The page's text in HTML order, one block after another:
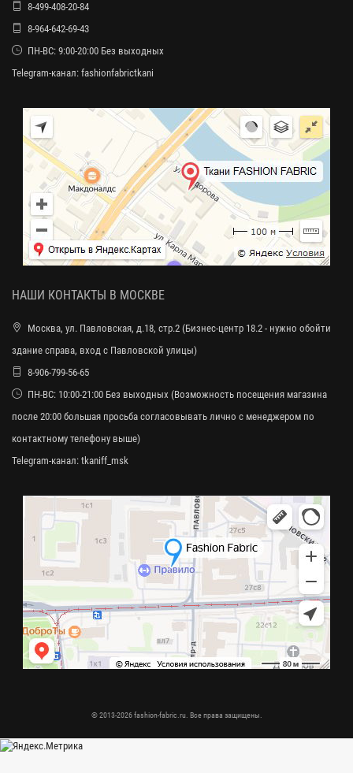
8-499-408-20-84
8-964-642-69-43
ПН-ВС: 9:00-20:00 Без выходных
Telegram-канал: fashionfabrictkani
НАШИ КОНТАКТЫ В МОСКВЕ
Москва, ул. Павловская, д.18, стр.2 (Бизнес-центр 18.2 - нужно обойти
здание справа, вход с Павловской улицы)
8-906-799-56-65
ПН-ВС: 10:00-21:00 Без выходных (Возможность посещения магазина
после 20:00 большая просьба согласовывать лично с менеджером по
контактному телефону выше)
Telegram-канал: tkaniff_msk
© 2013-2026 fashion-fabric.ru. Все права защищены.